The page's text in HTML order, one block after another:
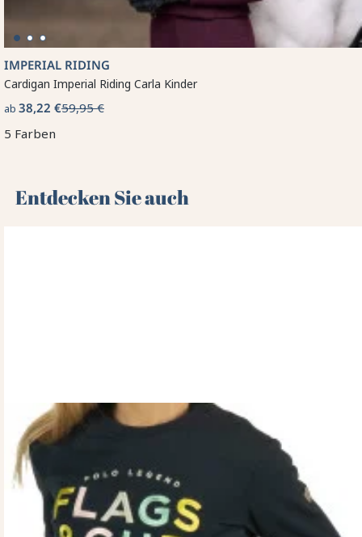
IMPERIAL RIDING
Cardigan Imperial Riding Carla Kinder
ab 38,22 €59,95 €
5 Farben
Entdecken Sie auch 🌻